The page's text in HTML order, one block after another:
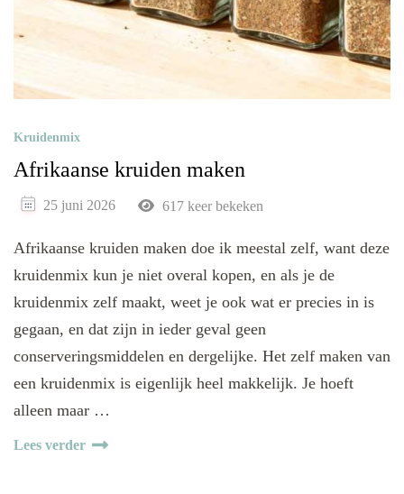
Kruidenmix
Afrikaanse kruiden maken
25 juni 2026 617 keer bekeken
Afrikaanse kruiden maken doe ik meestal zelf, want deze
kruidenmix kun je niet overal kopen, en als je de
kruidenmix zelf maakt, weet je ook wat er precies in is
gegaan, en dat zijn in ieder geval geen
conserveringsmiddelen en dergelijke. Het zelf maken van
een kruidenmix is eigenlijk heel makkelijk. Je hoeft
alleen maar …
Lees verder